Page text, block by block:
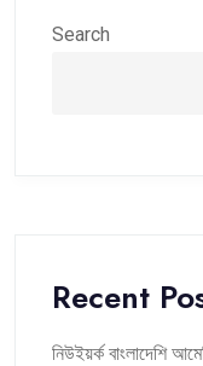
Search
Recent
নিউইয়র্ক বাংলাদেশি